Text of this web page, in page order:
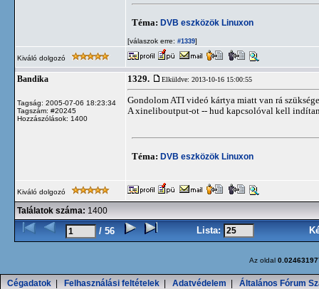
Téma: DVB eszközök Linuxon
[válaszok erre: #1339]
Kiváló dolgozó
Bandika
Tagság: 2005-07-06 18:23:34
Tagszám: #20245
Hozzászólások: 1400
1329. Elküldve: 2013-10-16 15:00:55
Gondolom ATI videó kártya miatt van rá
A xineliboutput-ot -- hud kapcsolóval kell
Téma: DVB eszközök Linuxon
Kiváló dolgozó
Találatok száma: 1400
/ 56 Lista:
Az oldal
Cégadatok Felhasználási feltételek Adatvédelem Általános Fórum